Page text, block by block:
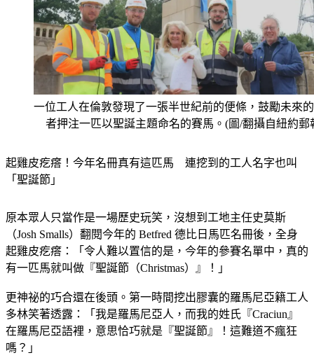
一位工人在倫敦發現了一張半世紀前的便條，鼓勵未來
者押注一匹以聖誕主題命名的賽馬。(圖/翻攝自紐約郵
起雞皮疙瘩！今年名冊真有這匹馬　連挖到的工人名字也叫
「聖誕節」
原本眾人只當作是一場歷史玩笑，沒想到工地主任史莫斯
（Josh Smalls）翻閱今年的 Betfred 德比日馬匹名冊後，全身
起雞皮疙瘩：「令人難以置信的是，今年的參賽名單中，真的
有一匹馬就叫做『聖誕節（Christmas）』！」
更神祕的巧合還在後頭。第一時間挖出膠囊的羅馬尼亞籍工人
多林笑著透露：「我是羅馬尼亞人，而我的姓氏『Craciun』
在羅馬尼亞語裡，意思恰巧就是『聖誕節』！這難道不瘋狂
嗎？」